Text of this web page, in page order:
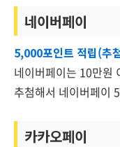
네이버페이
5,000포인트 적립(추
네이버페이는 10만원
추첨해서 네이버페이
카카오페이